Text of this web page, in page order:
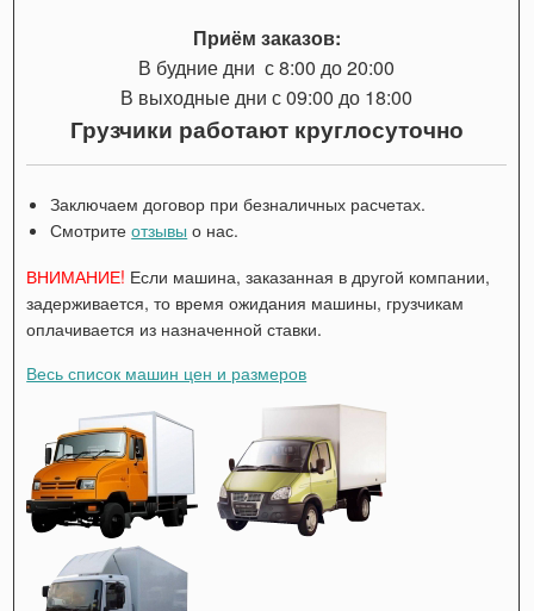
Приём заказов:
В будние дни с 8:00 до 20:00
В выходные дни с 09:00 до 18:00
Грузчики работают круглосуточно
Заключаем договор при безналичных расчетах.
Смотритеотзывы о нас.
ВНИМАНИЕ! Если машина, заказанная в другой компании,
задерживается, то время ожидания машины, грузчикам
оплачивается из назначенной ставки.
Весь список машин цен и размеров